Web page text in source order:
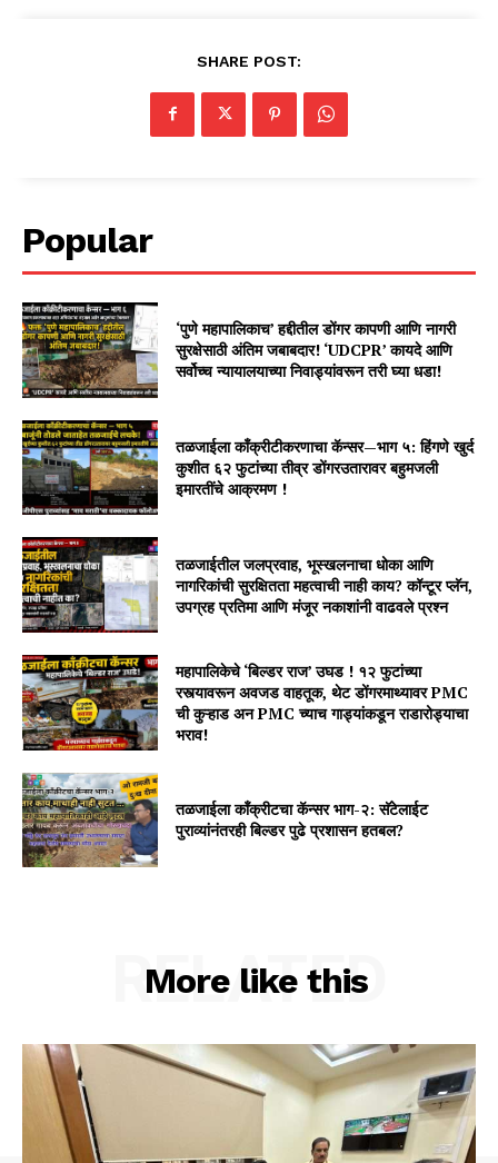
SHARE POST:
Popular
‘पुणे महापालिकाच’ हद्दीतील डोंगर कापणी आणि नागरी
सुरक्षेसाठी अंतिम जबाबदार! ‘UDCPR’ कायदे आणि
सर्वोच्च न्यायालयाच्या निवाड्यांवरून तरी घ्या धडा!
तळजाईला काँक्रीटीकरणाचा कॅन्सर—भाग ५: हिंगणे खुर्द
कुशीत ६२ फुटांच्या तीव्र डोंगरउतारावर बहुमजली
इमारतींचे आक्रमण !
तळजाईतील जलप्रवाह, भूस्खलनाचा धोका आणि
नागरिकांची सुरक्षितता महत्वाची नाही काय? कॉन्टूर प्लॅन,
उपग्रह प्रतिमा आणि मंजूर नकाशांनी वाढवले प्रश्न
महापालिकेचे ‘बिल्डर राज’ उघड ! १२ फुटांच्या
रस्त्यावरून अवजड वाहतूक, थेट डोंगरमाथ्यावर PMC
ची कुऱ्हाड अन PMC च्याच गाड्यांकडून राडारोड्याचा
भराव!
तळजाईला कॉंक्रीटचा कॅन्सर भाग-२: सॅटेलाईट
पुराव्यांनंतरही बिल्डर पुढे प्रशासन हतबल?
More like this
RELATED